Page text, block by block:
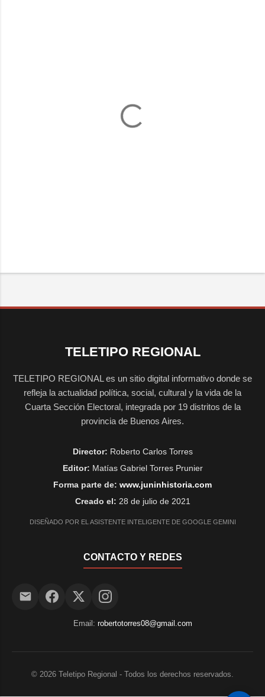
TELETIPO REGIONAL
TELETIPO REGIONAL es un sitio digital informativo donde se
refleja la actualidad política, social, cultural y la vida de la
Cuarta Sección Electoral, integrada por 19 distritos de la
provincia de Buenos Aires.
Director: Roberto Carlos Torres
Editor: Matías Gabriel Torres Prunier
Forma parte de: www.juninhistoria.com
Creado el: 28 de julio de 2021
DISEÑADO POR EL ASISTENTE INTELIGENTE DE GOOGLE GEMINI
CONTACTO Y REDES
Email: robertotorres08@gmail.com
© 2026 Teletipo Regional - Todos los derechos reservados.